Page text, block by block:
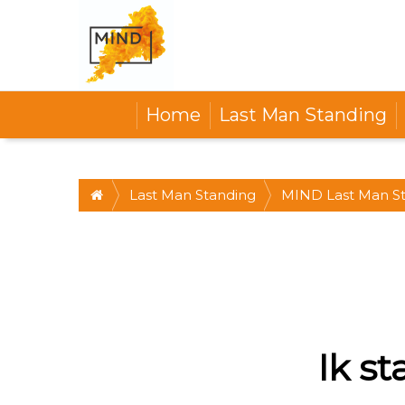
Home Last Man Standing
Last Man Standing
MIND Last Man
Ik